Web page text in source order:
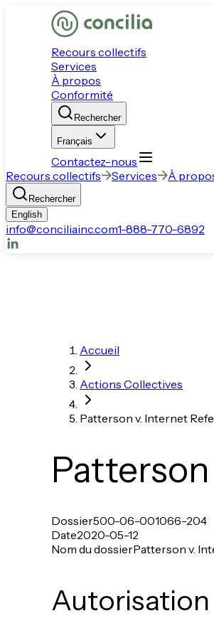
Recours collectifs
Services
À propos
Conformité
Rechercher
Français
Contactez-nous
Recours collectifs
Services À
Rechercher
English
info@conciliainc.com1-888-770-6892
Accueil
Actions Collectives
Patterson v. Internet
Dossier500-06-001066-204
Date2020-05-12
Nom du dossierPatterson v.
Autorisation